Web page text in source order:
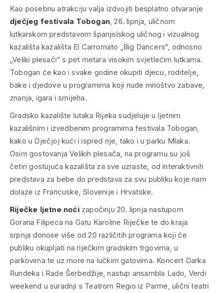
Kao posebnu atrakciju valja izdvojiti besplatno otvaranje
dječjeg festivala Tobogan , 26. lipnja, uličnom
lutkarskom predstavom španjolskog uličnog i vizualnog
kazališta kazališta El Carromato „Big Dancers“, odnosno
„Veliki plesači“ s pet metara visokim svjetlećim lutkama.
Tobogan će kao i svake godine okupiti djecu, roditelje,
bake i djedove u programima koji nude mnoštvo zabave,
znanja, igara i smijeha.
Gradsko kazalište lutaka Rijeka sudjeluje u ljetnim
kazališnim i izvedbenim programima festivala Tobogan,
kako u Dječjoj kući i ispred nje, tako i u parku Mlaka.
Osim gostovanja Velikih plesača, na programu su još
četiri gostujuća kazališta za sve uzraste, od interaktivnih
predstava za bebe do predstava za svu publiku koje nam
dolaze iz Francuske, Slovenije i Hrvatske.
Riječke ljetne noćizapočinju 20. lipnja nastupom
Gorana Filipeca na Gatu Karoline Riječke te do kraja
srpnja donose više od 20 različitih programa koji će
publiku okupljati na riječkim gradskim trgovima, u
parkovima te uz more na lučkim gatovima. Koncert Darka
Rundeka i Rade Šerbedžije, nastup ansambla Lado, Verdi
weekend u suradnji s Teatrom Regio iz Parme, ulični teatri